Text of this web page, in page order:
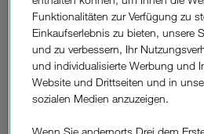
Caritas Wien.
Mit einer Winteraktion der sozialen
Hutchison Drei Austria auch in
Canisibus, den Suppenbus der
wird, umso wichtiger ist die oft
Tages für Menschen auf der Straße.
Funktionalitäten zur Verfügung zu
Einkaufserlebnis zu bieten, unsere
und zu verbessern, Ihr
und individualisierte Werbung und
Website und Drittseiten und in
sozialen Medien anzuzeigen.